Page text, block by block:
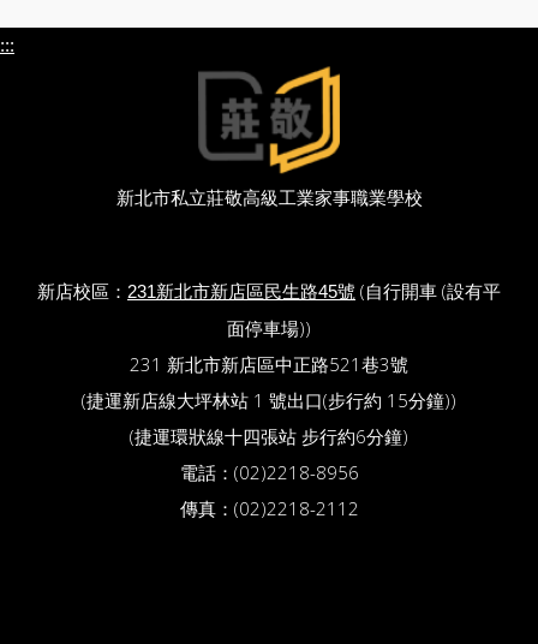
:::
新北市私立莊敬高級工業家事職業學校
新店校區： 231新北市新店區民生路45號 (自行開車 (設有平
面停車場))
231 新北市新店區中正路521巷3號
(捷運新店線大坪林站 1 號出口(步行約 15分鐘))
(捷運環狀線十四張站 步行約6分鐘)
電話：(02)2218-8956
傳真：(02)2218-2112